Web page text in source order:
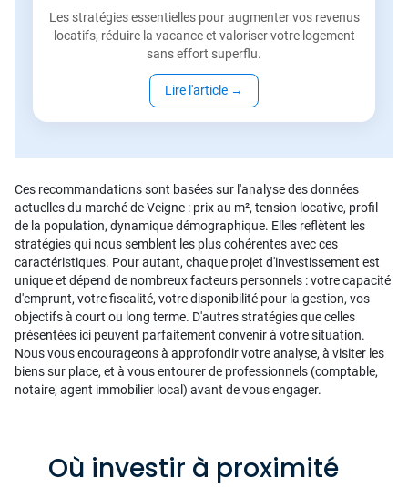
Les stratégies essentielles pour augmenter vos revenus
locatifs, réduire la vacance et valoriser votre logement
sans effort superflu.
Lire l'article →
Ces recommandations sont basées sur l'analyse des données
actuelles du marché de Veigne : prix au m², tension locative, profil
de la population, dynamique démographique. Elles reflètent les
stratégies qui nous semblent les plus cohérentes avec ces
caractéristiques. Pour autant, chaque projet d'investissement est
unique et dépend de nombreux facteurs personnels : votre capacité
d'emprunt, votre fiscalité, votre disponibilité pour la gestion, vos
objectifs à court ou long terme. D'autres stratégies que celles
présentées ici peuvent parfaitement convenir à votre situation.
Nous vous encourageons à approfondir votre analyse, à visiter les
biens sur place, et à vous entourer de professionnels (comptable,
notaire, agent immobilier local) avant de vous engager.
Où investir à proximité